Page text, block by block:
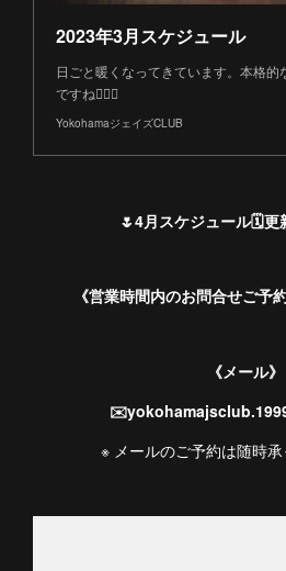
2023年3月スケジュール
日ごと暖くなってきています。本格的
ですね💁🏻‍♀️
YokohamaジェイズCLUB
🌷4月スケジュール🗓更
《営業時間内のお問合せご予
《メール》
※ メールのご予約は随時承